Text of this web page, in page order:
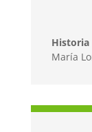
Historia
María